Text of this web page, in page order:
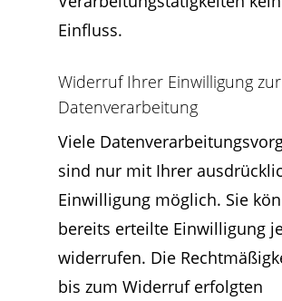
Einfluss.
Widerruf Ihrer Einwilligung zur
Datenverarbeitung
Viele
sind nur mit Ihrer
Einwilligung möglich. Sie
bereits erteilte Einwilligung
widerrufen. Die
bis zum Widerruf erfolgten